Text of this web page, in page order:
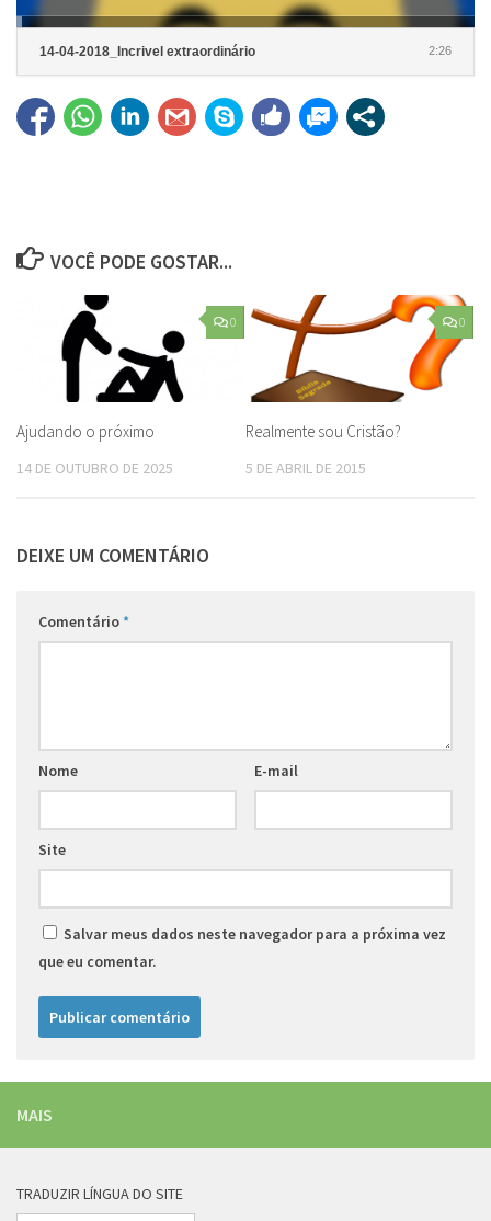
14-04-2018_Incrivel extraordinário 2:26
VOCÊ PODE GOSTAR...
0
Ajudando o próximo
14 DE OUTUBRO DE 2025
0
Realmente sou Cristão?
5 DE ABRIL DE 2015
DEIXE UM COMENTÁRIO
Comentário*
Nome E-mail
Site
Salvar meus dados neste navegador para a próxima vez
que eu comentar.
MAIS
TRADUZIR LÍNGUA DO SITE